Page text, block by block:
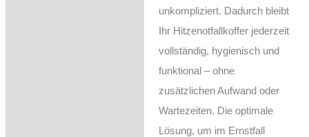
unkompliziert. Dadurch bleibt
Ihr Hitzenotfallkoffer jederzeit
vollständig, hygienisch und
funktional – ohne
zusätzlichen Aufwand oder
Wartezeiten. Die optimale
Lösung, um im Ernstfall